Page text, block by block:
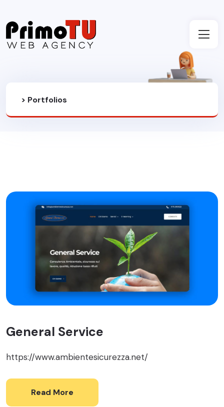
> Portfolios
General Service
https://www.ambientesicurezza.net/
Read More